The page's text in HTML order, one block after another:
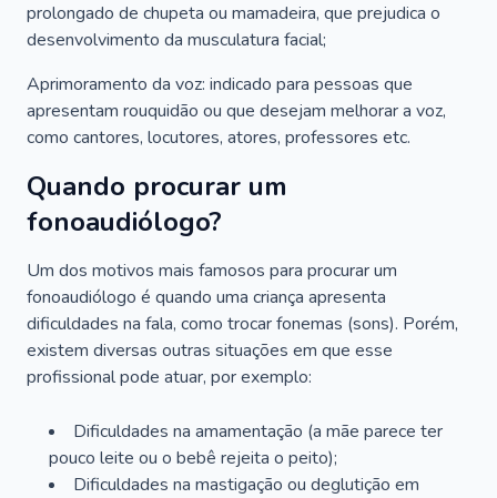
prolongado de chupeta ou mamadeira, que prejudica o
desenvolvimento da musculatura facial;
Aprimoramento da voz: indicado para pessoas que
apresentam rouquidão ou que desejam melhorar a voz,
como cantores, locutores, atores, professores etc.
Quando procurar um
fonoaudiólogo?
Um dos motivos mais famosos para procurar um
fonoaudiólogo é quando uma criança apresenta
dificuldades na fala, como trocar fonemas (sons). Porém,
existem diversas outras situações em que esse
profissional pode atuar, por exemplo:
Dificuldades na amamentação (a mãe parece ter
pouco leite ou o bebê rejeita o peito);
Dificuldades na mastigação ou deglutição em